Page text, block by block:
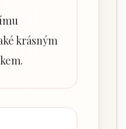
krásným